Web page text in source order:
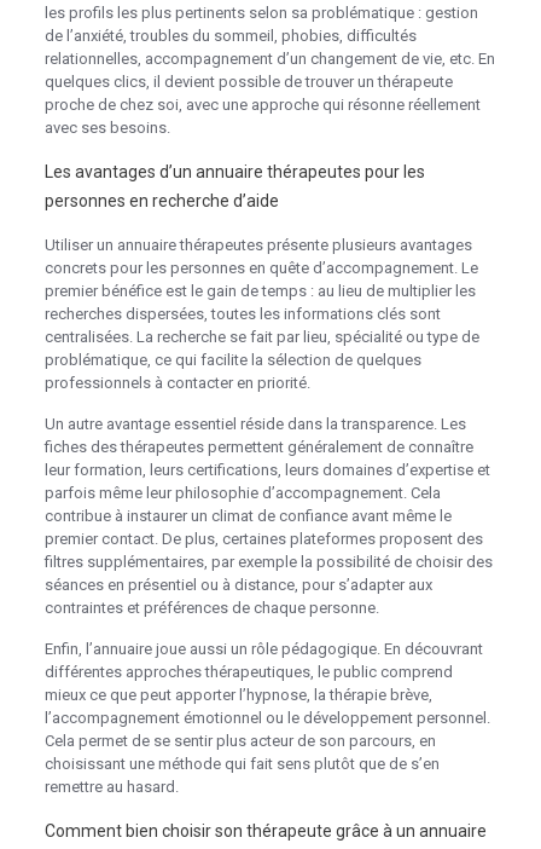
les profils les plus pertinents selon sa problématique : gestion
de l’anxiété, troubles du sommeil, phobies, difficultés
relationnelles, accompagnement d’un changement de vie, etc. En
quelques clics, il devient possible de trouver un thérapeute
proche de chez soi, avec une approche qui résonne réellement
avec ses besoins.
Les avantages d’un annuaire thérapeutes pour les
personnes en recherche d’aide
Utiliser un annuaire thérapeutes présente plusieurs avantages
concrets pour les personnes en quête d’accompagnement. Le
premier bénéfice est le gain de temps : au lieu de multiplier les
recherches dispersées, toutes les informations clés sont
centralisées. La recherche se fait par lieu, spécialité ou type de
problématique, ce qui facilite la sélection de quelques
professionnels à contacter en priorité.
Un autre avantage essentiel réside dans la transparence. Les
fiches des thérapeutes permettent généralement de connaître
leur formation, leurs certifications, leurs domaines d’expertise et
parfois même leur philosophie d’accompagnement. Cela
contribue à instaurer un climat de confiance avant même le
premier contact. De plus, certaines plateformes proposent des
filtres supplémentaires, par exemple la possibilité de choisir des
séances en présentiel ou à distance, pour s’adapter aux
contraintes et préférences de chaque personne.
Enfin, l’annuaire joue aussi un rôle pédagogique. En découvrant
différentes approches thérapeutiques, le public comprend
mieux ce que peut apporter l’hypnose, la thérapie brève,
l’accompagnement émotionnel ou le développement personnel.
Cela permet de se sentir plus acteur de son parcours, en
choisissant une méthode qui fait sens plutôt que de s’en
remettre au hasard.
Comment bien choisir son thérapeute grâce à un annuaire